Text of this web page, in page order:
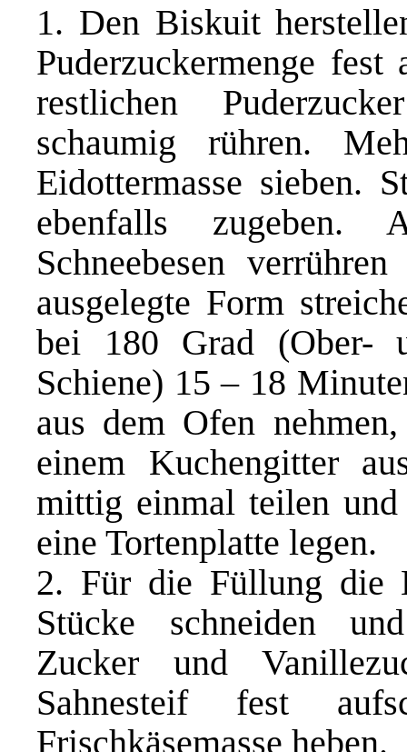
1. Den Biskuit
Puderzuckermenge
restlichen
schaumig rühren.
Eidottermasse sieben.
ebenfalls
Schneebesen
ausgelegte Form
bei 180 Grad (Ober-
Schiene) 15 – 18
aus dem Ofen
einem Kuchengitter
mittig einmal teilen
eine Tortenplatte legen.
2. Für die Füllung die
Stücke schneiden
Zucker und
Sahnesteif fest
Frischkäsemasse heben.